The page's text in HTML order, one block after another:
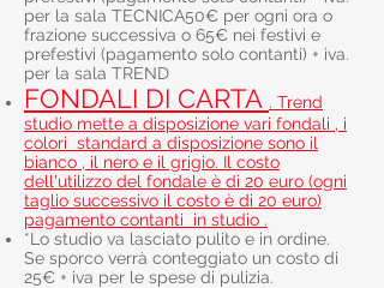
per la sala TECNICA50€ per ogni ora o
frazione successiva o 65€ nei festivi e
prefestivi (pagamento solo contanti) + iva.
per la sala TREND
FONDALI DI CARTA . Trend
studio mette a disposizione vari fondali , i
colori standard a disposizione sono il
bianco , il nero e il grigio. Il costo
dell'utilizzo del fondale è di 20 euro (ogni
taglio successivo il costo è di 20 euro)
pagamento contanti in studio .
*Lo studio va lasciato pulito e in ordine.
Se sporco verrà conteggiato un costo di
25€ + iva per le spese di pulizia.